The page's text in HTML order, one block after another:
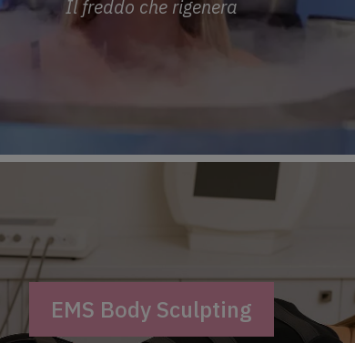
Il freddo che rigenera
EMS Body Sculpting